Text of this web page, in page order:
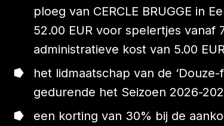
ploeg van CERCLE BRUGGE in
52.00 EUR voor spelertjes
administratieve kost van 5.00
het lidmaatschap van de
gedurende het Seizoen 2026-
een korting van 30% bij de